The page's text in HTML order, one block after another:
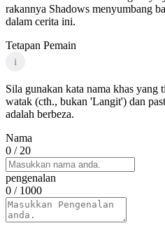
rakannya Shadows menyumbang
dalam cerita ini.
Tetapan Pemain
i
Sila gunakan kata nama khas yang
watak (cth., bukan 'Langit') dan
adalah berbeza.
Nama
0 / 20
pengenalan
0 / 1000